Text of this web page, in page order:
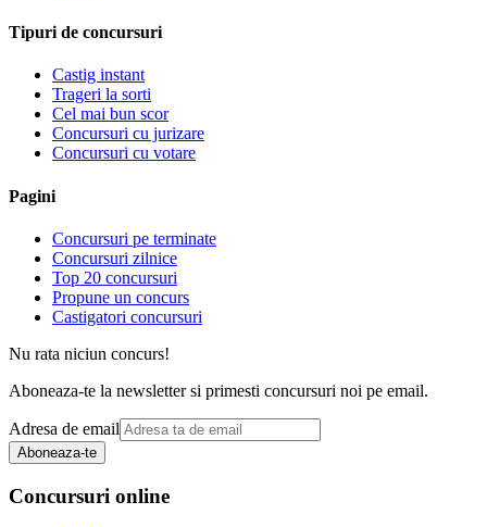
Tipuri de concursuri
Castig instant
Trageri la sorti
Cel mai bun scor
Concursuri cu jurizare
Concursuri cu votare
Pagini
Concursuri pe terminate
Concursuri zilnice
Top 20 concursuri
Propune un concurs
Castigatori concursuri
Nu rata niciun concurs!
Aboneaza-te la newsletter si primesti concursuri noi pe email.
Adresa de email
Aboneaza-te
Concursuri online